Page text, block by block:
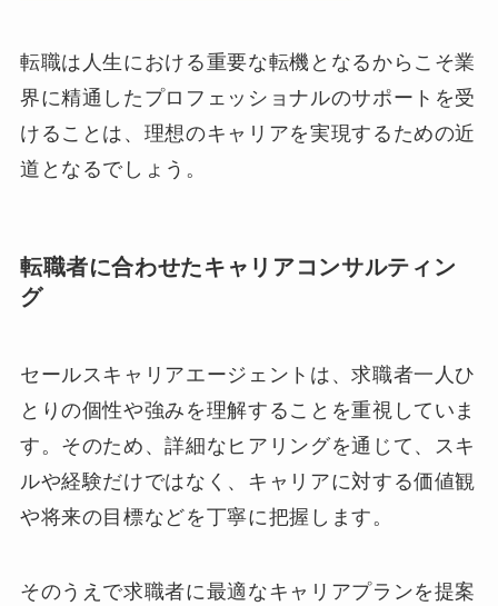
転職は人生における重要な転機となるからこそ業
界に精通したプロフェッショナルのサポートを受
けることは、理想のキャリアを実現するための近
道となるでしょう。
転職者に合わせたキャリアコンサルティン
グ
セールスキャリアエージェントは、求職者一人ひ
とりの個性や強みを理解することを重視していま
す。そのため、詳細なヒアリングを通じて、スキ
ルや経験だけではなく、キャリアに対する価値観
や将来の目標などを丁寧に把握します。
そのうえで求職者に最適なキャリアプランを提案